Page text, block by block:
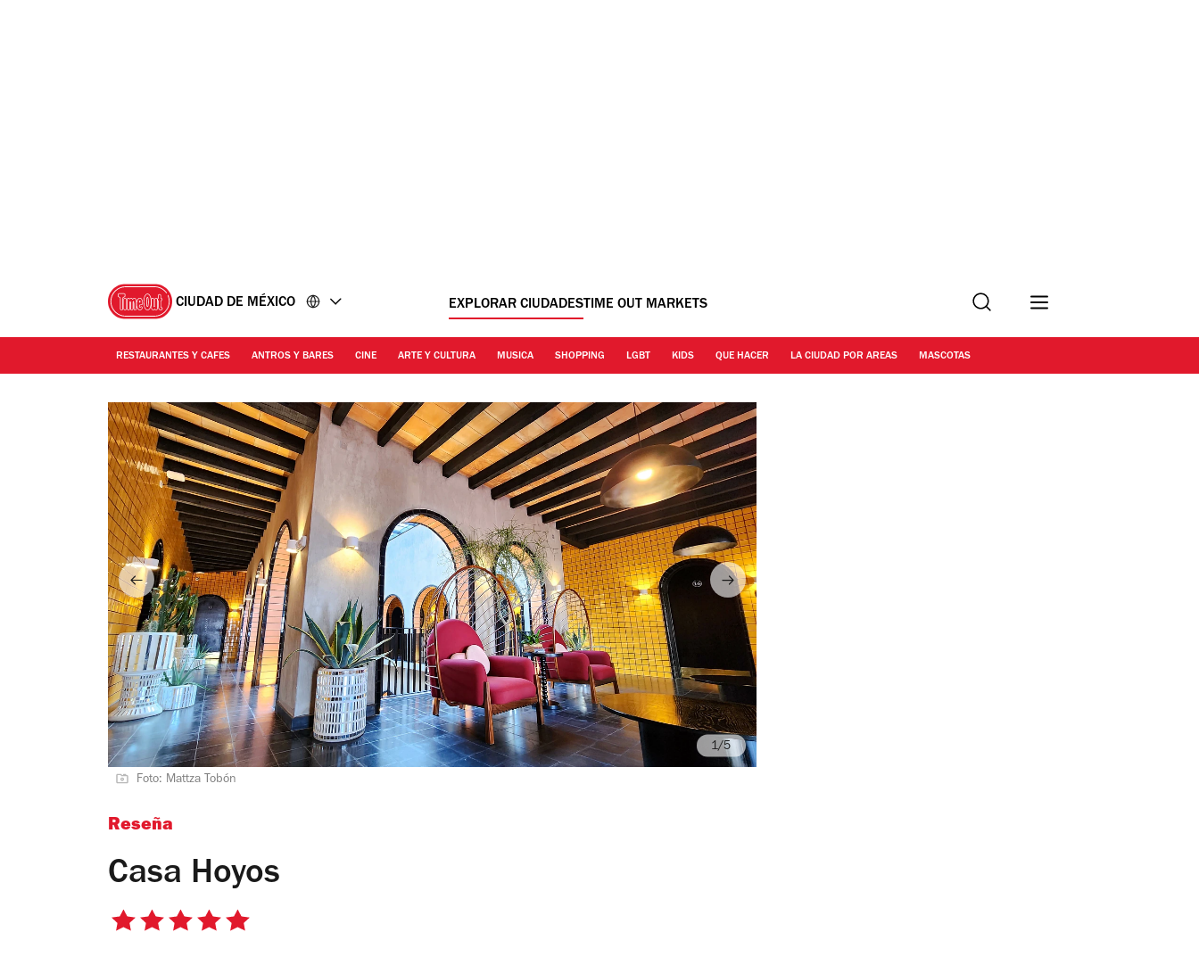
CIUDAD DE MÉXICO EXPLORAR CIUDADESTIME OUT MARKETS Buscar
RESTAURANTES Y CAFES ANTROS Y BARES CINE ARTE Y CULTURA MUSICA SHOPPING LGBT KIDS QUE HACER LA CIUDAD POR AREAS MASCOTAS
Foto: Mattza Tobón
/5
Reseña
Casa Hoyos
5